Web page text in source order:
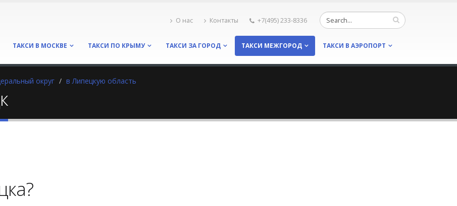
О нас Контакты +7(495) 233-8336
ТАКСИ В МОСКВЕ ТАКСИ ПО КРЫМУ ТАКСИ ЗА ГОРОД ТАКСИ МЕЖГОРОД ТАКСИ В АЭРОПОРТ
округ в Липецкую область